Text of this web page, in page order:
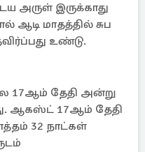
அருள் இருக்காது
ஆடி மாதத்தில் சுப
உண்டு.
17ஆம் தேதி அன்று
ஆகஸ்ட் 17ஆம் தேதி
32 நாட்கள்